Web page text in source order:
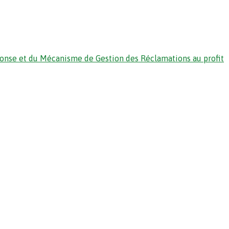
et du Mécanisme de Gestion des Réclamations au profit